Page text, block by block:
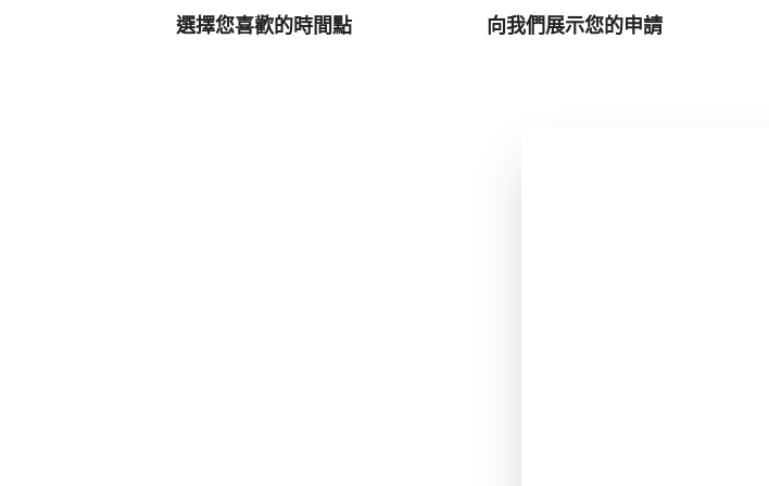
選擇您喜歡的時間點 向我們展示您的申請